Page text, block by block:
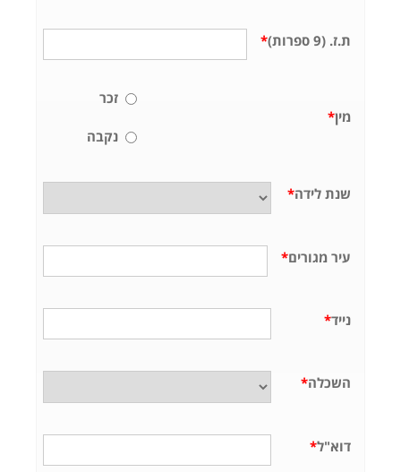
* ת.ז. (9 ספרות)
*מין
זכר
נקבה
*שנת לידה
*עיר מגורים
*נייד
*השכלה
*דוא"ל